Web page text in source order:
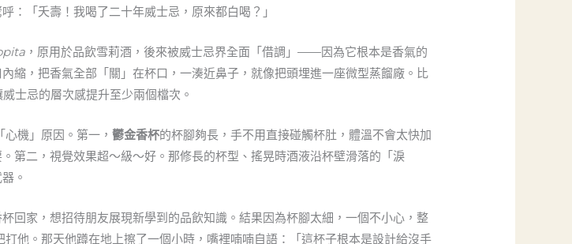
：「夭壽！我喝了二十年威士忌，原來都白喝？」
，原用於品飲雪莉酒，後來被威士忌界全面「借調」——因為它根本是香氣的
縮，把香氣全部「關」在杯口，一湊近鼻子，就像把頭埋進一座微型蒸餾廠。比
士忌的層次感提升至少兩個檔次。
心機」原因。第一，鬱金香杯的杯腳夠長，手不用直接碰觸杯肚，體溫不會太快加
二，視覺效果超～級～好。那修長的杯型、搖晃時酒液沿杯壁滑落的「淚
。
回家，想招待朋友展現新學到的品飲知識。結果因為杯腳太細，一個不小心，整
他。那天他蹲在地上擦了一個小時，嘴裡喃喃自語：「這杯子根本是設計給沒手